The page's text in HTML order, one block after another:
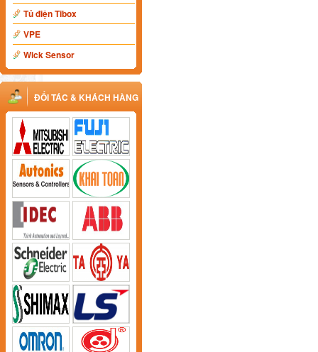
Tủ điện Tibox
VPE
Wick Sensor
ĐỐI TÁC & KHÁCH HÀNG